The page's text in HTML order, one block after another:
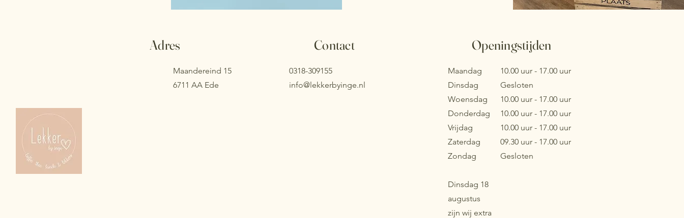
Maandereind 15
6711 AA Ede
0318-309155
info@lekkerbyinge.nl
Maandag
Dinsdag
Woensdag
Donderdag
Vrijdag
Zaterdag
Zondag
Dinsdag 18
augustus
zijn wij extra
10.00 uur - 17.00 uur
Gesloten
10.00 uur - 17.00 uur
10.00 uur - 17.00 uur
10.00 uur - 17.00 uur
09.30 uur - 17.00 uur
Gesloten
Adres Contact Openingstijden